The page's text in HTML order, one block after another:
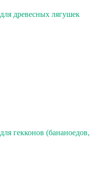
для древесных лягушек
для гекконов (бананоедов,